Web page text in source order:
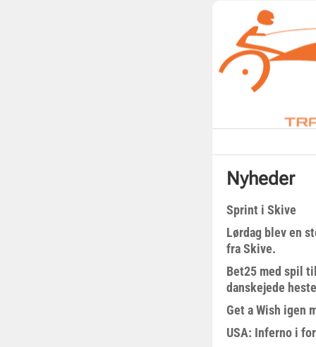
Nyheder
Sprint i Skive
Lørdag blev en
fra Skive.
Bet25 med spil
danskejede
Get a Wish igen
USA: Inferno i